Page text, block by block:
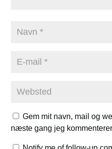
Gem mit navn, mail og
næste gang jeg